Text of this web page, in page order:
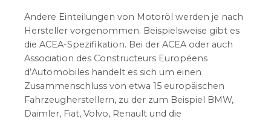
Andere Einteilungen von Motoröl werden je nach
Hersteller vorgenommen. Beispielsweise gibt es
die ACEA-Spezifikation. Bei der ACEA oder auch
Association des Constructeurs Européens
d’Automobiles handelt es sich um einen
Zusammenschluss von etwa 15 europäischen
Fahrzeugherstellern, zu der zum Beispiel BMW,
Daimler, Fiat, Volvo, Renault und die